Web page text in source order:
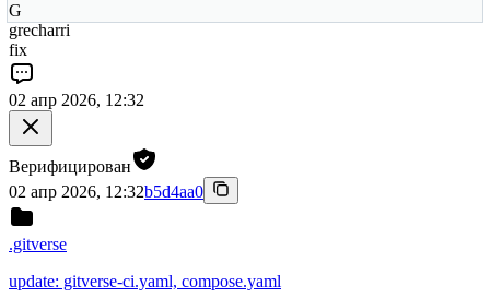
G
grecharri
fix
02 апр 2026, 12:32
Верифицирован
02 апр 2026, 12:32b5d4aa0
.gitverse
update: gitverse-ci.yaml, compose.yaml